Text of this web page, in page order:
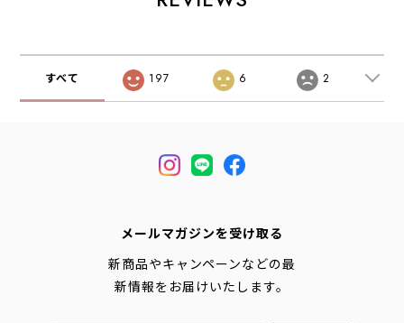
すべて 197 6 2
メールマガジンを受け取る
新商品やキャンペーンなどの最
新情報をお届けいたします。